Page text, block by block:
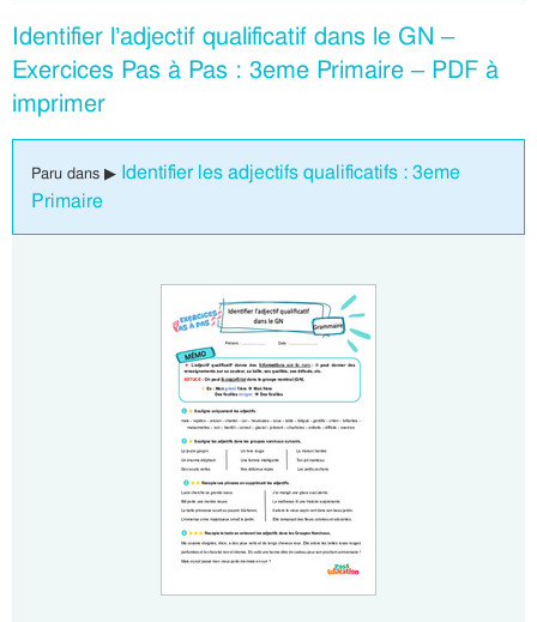
Identifier l’adjectif qualificatif dans le GN –
Exercices Pas à Pas : 3eme Primaire – PDF à
imprimer
Paru dans ▶ Identifier les adjectifs qualificatifs : 3eme
Primaire